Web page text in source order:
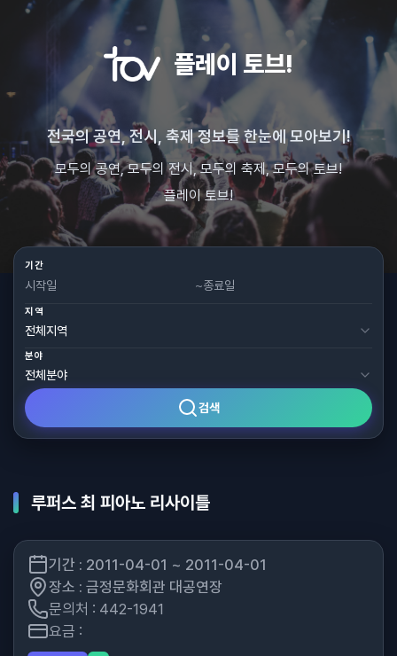
플레이 토브!
전국의 공연, 전시, 축제 정보를 한눈에 모아보기!
모두의 공연, 모두의 전시, 모두의 축제, 모두의 토브!
플레이 토브!
기간
~
지역
분야
검색
루퍼스 최 피아노 리사이틀
기간 : 2011-04-01 ~ 2011-04-01
장소 : 금정문화회관 대공연장
문의처 : 442-1941
요금 :